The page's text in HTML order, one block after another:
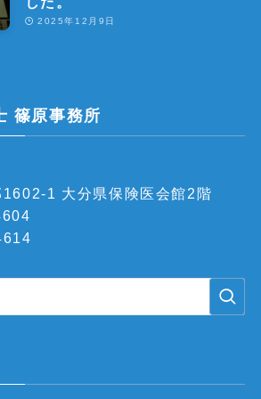
2025年12月9日
篠原事務所
1602-1 大分県保険医会館2階